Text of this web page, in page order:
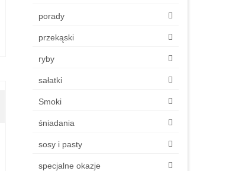
porady
przekąski
ryby
sałatki
Smoki
śniadania
sosy i pasty
specjalne okazje